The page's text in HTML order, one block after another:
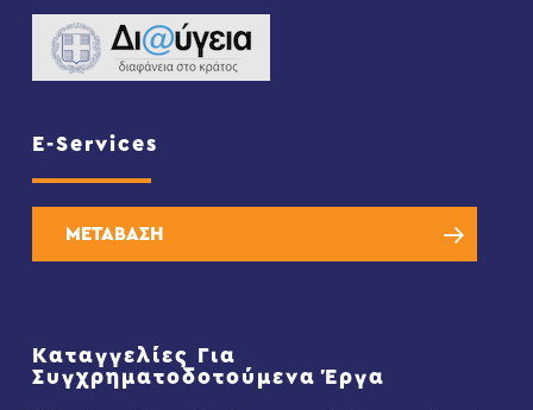
E-Services
ΜΕΤΑΒΑΣΗ
Καταγγελίες Για
Συγχρηματοδοτούμενα Έργα